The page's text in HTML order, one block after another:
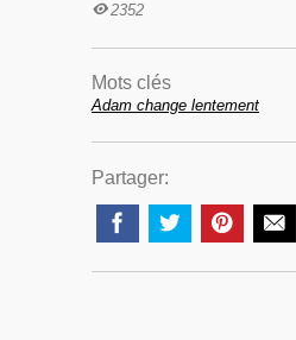
2352
Mots clés
Adam change lentement
Partager: